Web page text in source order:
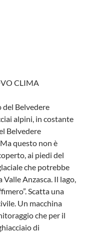
CLIMA
del Belvedere
alpini, in costante
Belvedere
questo non è
ai piedi del
che potrebbe
Anzasca. Il lago,
Scatta una
Un macchina
che per il
di